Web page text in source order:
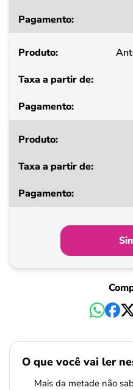
a
de
Pagamento
O que você vai ler
Mais da metade não